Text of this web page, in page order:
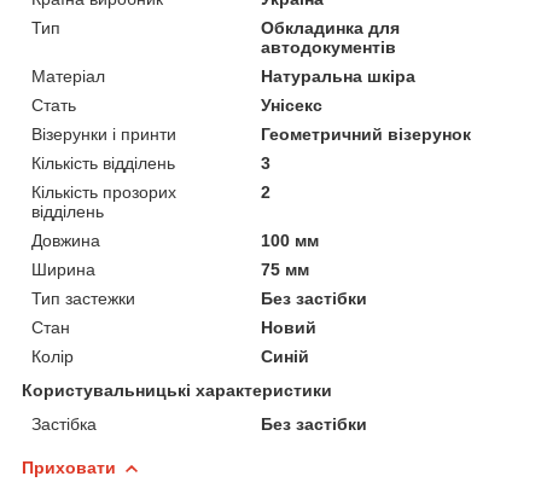
Тип
Обкладинка для
автодокументів
Матеріал
Натуральна шкіра
Стать
Унісекс
Візерунки і принти
Геометричний візерунок
Кількість відділень
3
Кількість прозорих
відділень
2
Довжина
100 мм
Ширина
75 мм
Тип застежки
Без застібки
Стан
Новий
Колір
Синій
Користувальницькі характеристики
Застібка
Без застібки
Приховати